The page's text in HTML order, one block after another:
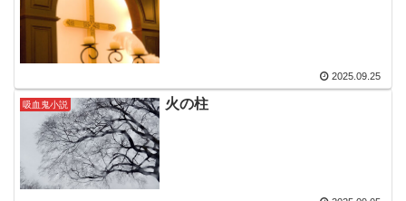
2025.09.25
吸血鬼小説 火の柱